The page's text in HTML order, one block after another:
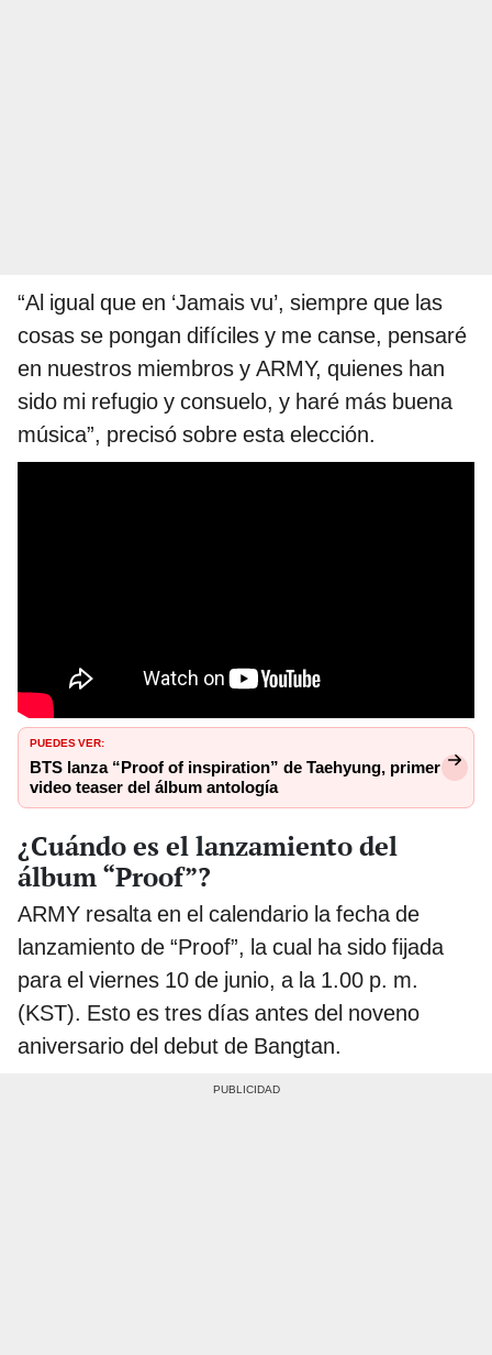
“Al igual que en ‘Jamais vu’, siempre que las
cosas se pongan difíciles y me canse, pensaré
en nuestros miembros y ARMY, quienes han
sido mi refugio y consuelo, y haré más buena
música”, precisó sobre esta elección.
PUEDES VER:
BTS lanza “Proof of inspiration” de Taehyung, primer
video teaser del álbum antología
¿Cuándo es el lanzamiento del
álbum “Proof”?
ARMY resalta en el calendario la fecha de
lanzamiento de “Proof”, la cual ha sido fijada
para el viernes 10 de junio, a la 1.00 p. m.
(KST). Esto es tres días antes del noveno
aniversario del debut de Bangtan.